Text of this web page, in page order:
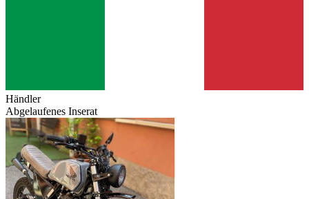
Händler
Abgelaufenes Inserat